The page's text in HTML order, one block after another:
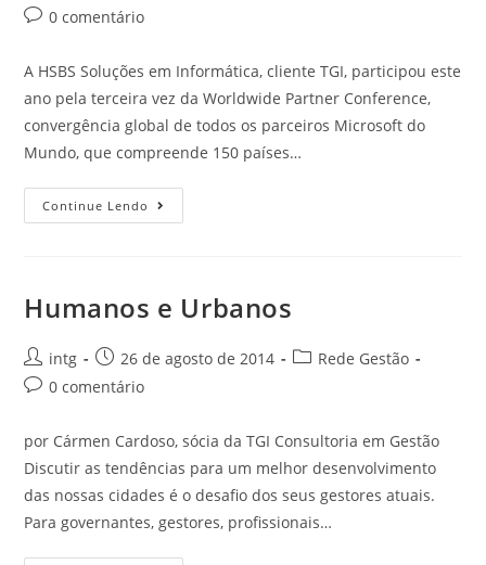
0 comentário
A HSBS Soluções em Informática, cliente TGI, participou este
ano pela terceira vez da Worldwide Partner Conference,
convergência global de todos os parceiros Microsoft do
Mundo, que compreende 150 países…
Continue Lendo
Humanos e Urbanos
intg 26 de agosto de 2014
Rede Gestão
0 comentário
por Cármen Cardoso, sócia da TGI Consultoria em Gestão
Discutir as tendências para um melhor desenvolvimento
das nossas cidades é o desafio dos seus gestores atuais.
Para governantes, gestores, profissionais…